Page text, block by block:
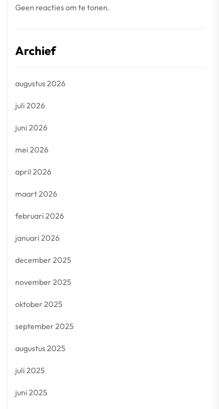
Geen reacties om te tonen.
Archief
augustus 2026
juli 2026
juni 2026
mei 2026
april 2026
maart 2026
februari 2026
januari 2026
december 2025
november 2025
oktober 2025
september 2025
augustus 2025
juli 2025
juni 2025